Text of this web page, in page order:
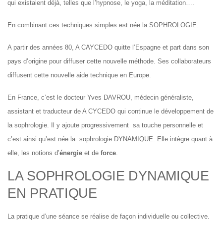
qui existaient déjà, telles que l’hypnose, le yoga, la méditation….
En combinant ces techniques simples est née la SOPHROLOGIE.
A partir des années 80, A CAYCEDO quitte l’Espagne et part dans son
pays d’origine pour diffuser cette nouvelle méthode. Ses collaborateurs
diffusent cette nouvelle aide technique en Europe.
En France, c’est le docteur Yves DAVROU, médecin généraliste,
assistant et traducteur de A CYCEDO qui continue le développement de
la sophrologie. Il y ajoute progressivement sa touche personnelle et
c’est ainsi qu’est née la sophrologie DYNAMIQUE. Elle intègre quant à
elle, les notions d’énergie et de force
LA SOPHROLOGIE DYNAMIQUE
EN PRATIQUE
La pratique d’une séance se réalise de façon individuelle ou collective.